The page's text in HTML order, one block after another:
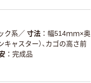
ク系／ 寸法
幅514ｍｍ×奥
ャスター）、カゴの高さ前
完成品